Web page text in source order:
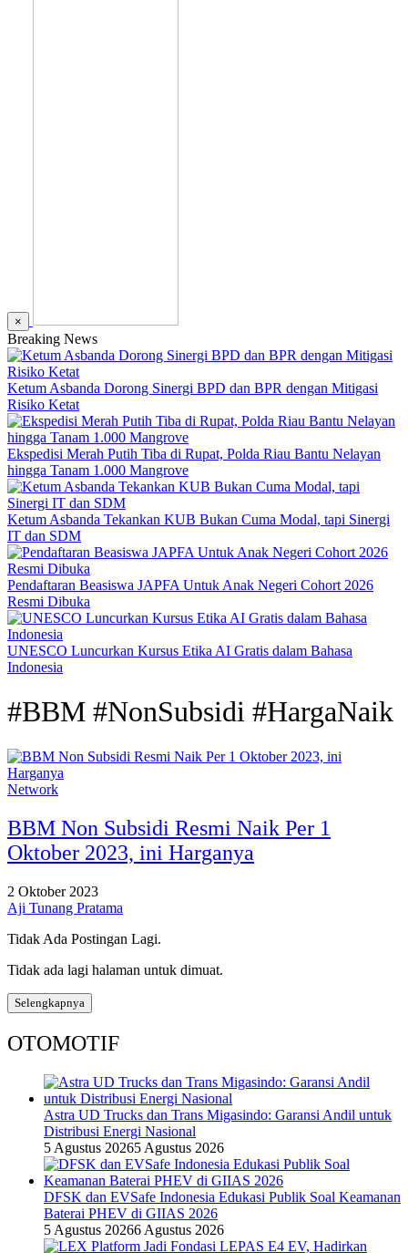
×
Breaking News
Ketum Asbanda Dorong Sinergi BPD dan BPR dengan Mitigasi
Risiko Ketat
Ekspedisi Merah Putih Tiba di Rupat, Polda Riau Bantu Nelayan
hingga Tanam 1.000 Mangrove
Ketum Asbanda Tekankan KUB Bukan Cuma Modal, tapi Sinergi
IT dan SDM
Pendaftaran Beasiswa JAPFA Untuk Anak Negeri Cohort 2026
Resmi Dibuka
UNESCO Luncurkan Kursus Etika AI Gratis dalam Bahasa
Indonesia
#BBM #NonSubsidi #HargaNaik
Network
BBM Non Subsidi Resmi Naik Per 1
Oktober 2023, ini Harganya
2 Oktober 2023
Aji Tunang Pratama
Tidak Ada Postingan Lagi.
Tidak ada lagi halaman untuk dimuat.
Selengkapnya
OTOMOTIF
Astra UD Trucks dan Trans Migasindo: Garansi Andil untuk
Distribusi Energi Nasional
5 Agustus 20265 Agustus 2026
DFSK dan EVSafe Indonesia Edukasi Publik Soal Keamanan
Baterai PHEV di GIIAS 2026
5 Agustus 20266 Agustus 2026